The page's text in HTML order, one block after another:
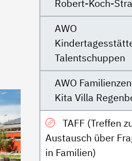
Robert-Koch-
AWO
Talentschuppen
AWO
Kita Villa
TAFF (Treffen
Austausch über
in Familien)